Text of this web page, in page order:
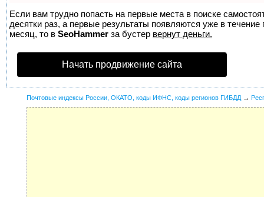
Если вам трудно попасть на первые места в поиске
десятки раз, а первые результаты появляются уже в
месяц, то в SeoHammer за бустер вернут деньги.
Начать продвижение сайта
Почтовые индексы России, ОКАТО, коды ИФНС, коды регионов ГИБДД →